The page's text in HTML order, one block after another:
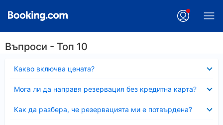
Въпроси - Топ 10
Какво включва цената?
Мога ли да направя резервация без кредитна карта?
Как да разбера, че резервацията ми е потвърдена?